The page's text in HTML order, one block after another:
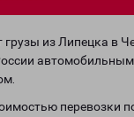
грузы из Липецка в
перевозки